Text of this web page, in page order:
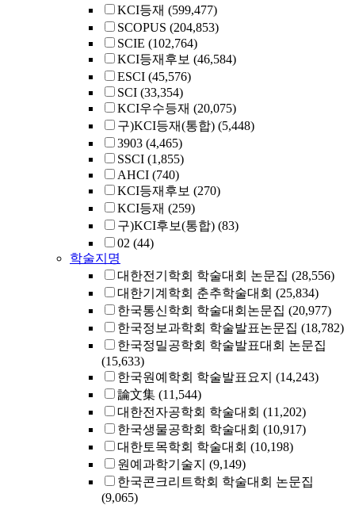
KCI등재 (599,477)
SCOPUS (204,853)
SCIE (102,764)
KCI등재후보 (46,584)
ESCI (45,576)
SCI (33,354)
KCI우수등재 (20,075)
구)KCI등재(통합) (5,448)
3903 (4,465)
SSCI (1,855)
AHCI (740)
KCI등재후보 (270)
KCI등재 (259)
구)KCI후보(통합) (83)
02 (44)
학술지명
대한전기학회 학술대회 논문집 (28,556)
대한기계학회 춘추학술대회 (25,834)
한국통신학회 학술대회논문집 (20,977)
한국정보과학회 학술발표논문집 (18,782)
한국정밀공학회 학술발표대회 논문집
(15,633)
한국원예학회 학술발표요지 (14,243)
論文集 (11,544)
대한전자공학회 학술대회 (11,202)
한국생물공학회 학술대회 (10,917)
대한토목학회 학술대회 (10,198)
원예과학기술지 (9,149)
한국콘크리트학회 학술대회 논문집
(9,065)